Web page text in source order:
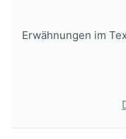
Erwähnungen im